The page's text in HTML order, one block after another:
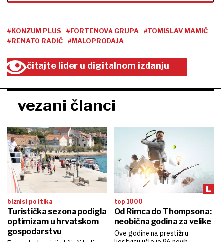
#KONZUM PLUS #FORTENOVA GRUPA
#TOMISLAV MAMIĆ
#RENATO RADIĆ
#MALOPRODAJA
čitajte lider u digitalnom izdanju
vezani članci
biznis i politika
Turistička sezona podigla
optimizam u hrvatskom
gospodarstvu
top 1000
Od Rimca do Thompsona:
neobična godina za velike
Ove godine na prestižnu